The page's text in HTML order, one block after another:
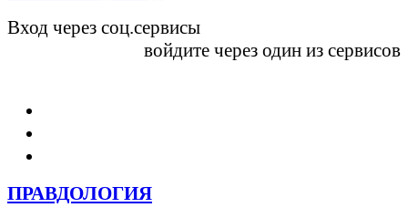
Вход через соц.сервисы
войдите через один из сервисов
ПРАВДОЛОГИЯ